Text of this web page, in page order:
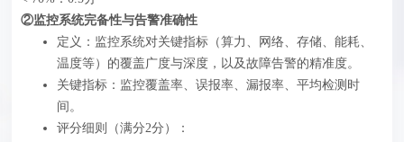
②监控系统完备性与告警准确性
定义：监控系统对关键指标（算力、网络、存储、能耗、
温度等）的覆盖广度与深度，以及故障告警的精准度。
关键指标：监控覆盖率、误报率、漏报率、平均检测时
间。
评分细则（满分2分）‍：